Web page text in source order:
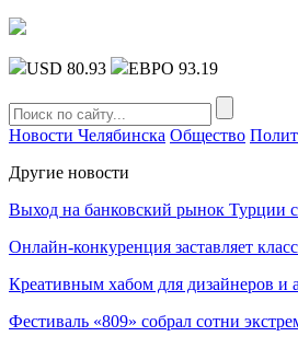
USD 80.93 ЕВРО 93.19
Новости Челябинска Общество
Другие новости
Выход на банковский рынок Турции
Онлайн-конкуренция заставляет
Креативным хабом для дизайнеров и
Фестиваль «809» собрал сотни